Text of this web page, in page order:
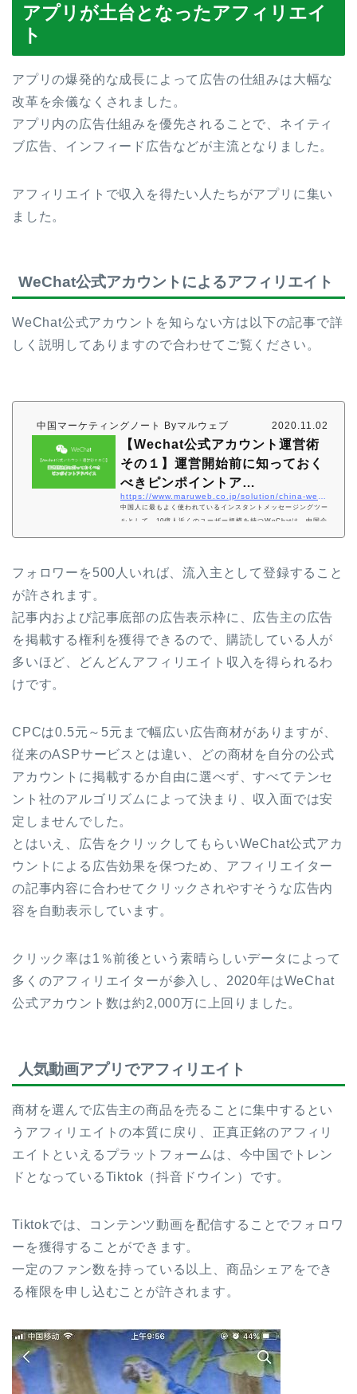
アプリが土台となったアフィリエイ
ト
アプリの爆発的な成長によって広告の仕組みは大幅な
改革を余儀なくされました。
アプリ内の広告仕組みを優先されることで、ネイティ
ブ広告、インフィード広告などが主流となりました。
アフィリエイトで収入を得たい人たちがアプリに集い
ました。
WeChat公式アカウントによるアフィリエイト
WeChat公式アカウントを知らない方は以下の記事で詳
しく説明してありますので合わせてご覧ください。
中国マーケティングノート Byマルウェブ 2020.11.02
【Wechat公式アカウント運営術
その１】運営開始前に知っておく
べきピンポイントア…
https://www.maruweb.co.jp/solution/china-webmarketing/media/【wechat公式アカウント運営術その１】運営開始前に.html
中国人に最もよく使われているインスタントメッセージングツー
ルとして、10億人近くのユーザー規模を持つWeChatは、中国企
ています。WeChat公式アカウントの運用の仕組みやノウハウを
ィングの必需品と言えます。WeChatの公式アカ…
フォロワーを500人いれば、流入主として登録すること
が許されます。
記事内および記事底部の広告表示枠に、広告主の広告
を掲載する権利を獲得できるので、購読している人が
多いほど、どんどんアフィリエイト収入を得られるわ
けです。
CPCは0.5元～5元まで幅広い広告商材がありますが、
従来のASPサービスとは違い、どの商材を自分の公式
アカウントに掲載するか自由に選べず、すべてテンセ
ント社のアルゴリズムによって決まり、収入面では安
定しませんでした。
とはいえ、広告をクリックしてもらいWeChat公式アカ
ウントによる広告効果を保つため、アフィリエイター
の記事内容に合わせてクリックされやすそうな広告内
容を自動表示しています。
クリック率は1％前後という素晴らしいデータによって
多くのアフィリエイターが参入し、2020年はWeChat
公式アカウント数は約2,000万に上回りました。
人気動画アプリでアフィリエイト
商材を選んで広告主の商品を売ることに集中するとい
うアフィリエイトの本質に戻り、正真正銘のアフィリ
エイトといえるプラットフォームは、今中国でトレン
ドとなっているTiktok（抖音ドウイン）です。
Tiktokでは、コンテンツ動画を配信することでフォロワ
ーを獲得することができます。
一定のファン数を持っている以上、商品シェアをでき
る権限を申し込むことが許されます。